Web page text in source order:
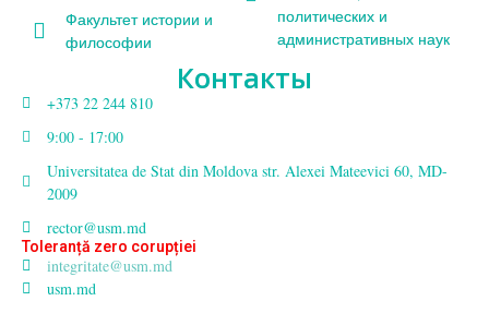
Факультет истории и
философии
политических и
административных наук
Контакты
+373 22 244 810
9:00 - 17:00
Universitatea de Stat din Moldova str. Alexei Mateevici 60, MD-
2009
rector@usm.md
Toleranță zero corupției
integritate@usm.md
usm.md